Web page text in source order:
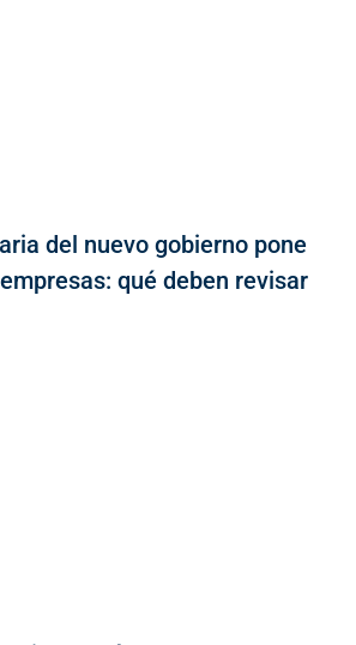
del nuevo gobierno pone
qué deben revisar